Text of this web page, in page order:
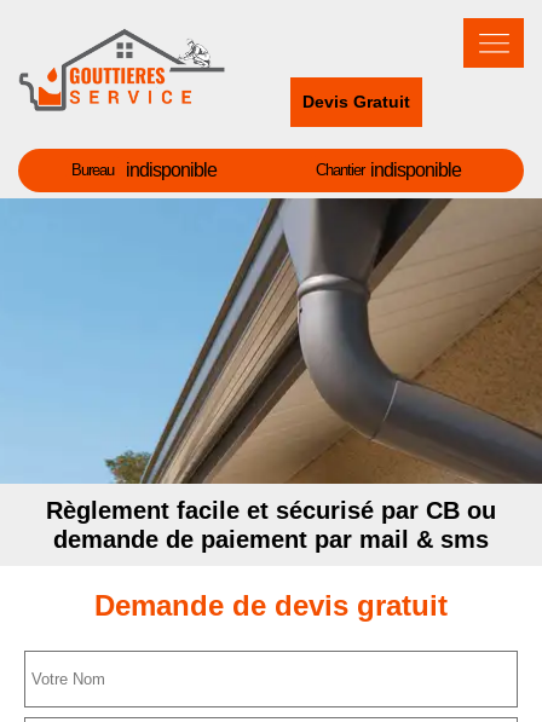
Devis Gratuit
Bureau indisponible Chantier indisponible
Règlement facile et sécurisé par CB ou
demande de paiement par mail & sms
Demande de devis gratuit